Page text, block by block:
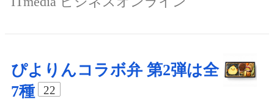
ぴよりんコラボ弁 第2弾は全
7種
22